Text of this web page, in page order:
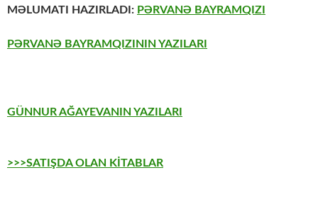
MƏLUMATI HAZIRLADI: PƏRVANƏ BAYRAMQIZI
PƏRVANƏ BAYRAMQIZININ YAZILARI
GÜNNUR AĞAYEVANIN YAZILARI
>>>SATIŞDA OLAN KİTABLAR